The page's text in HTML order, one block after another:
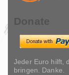
Donate
Jeder Euro hilft,
bringen. Danke.